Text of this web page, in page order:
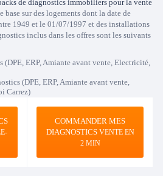
de diagnostics immobiliers pour la vente
base sur des logements dont la date de
1949 et le 01/07/1997 et des installations
inclus dans les offres sont les suivants
(DPE, ERP, Amiante avant vente, Electricité,
(DPE, ERP, Amiante avant vente,
Carrez)
COMMANDER MES
DIAGNOSTICSVENTE EN
2 MIN